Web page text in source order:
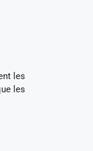
les
les